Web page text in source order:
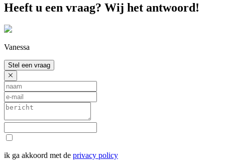
Heeft u een vraag? Wij het antwoord!
Vanessa
Stel een vraag
ik ga akkoord met de privacy policy